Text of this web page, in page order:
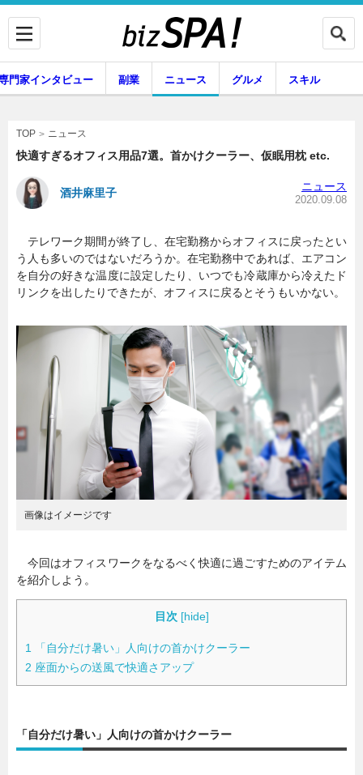
企業インタビュー 専門家インタビュー
副業 ニュース
グルメ スキル
暮らし エンタメ
連載一覧
門家インタビュー 副業 ニュース グルメ スキル
TOP ニュース
快適すぎるオフィス用品7選。首かけクーラー、仮眠用枕 etc.
酒井麻里子 ニュース
2020.09.08
テレワーク期間が終了し、在宅勤務からオフィスに戻ったとい
う人も多いのではないだろうか。在宅勤務中であれば、エアコン
を自分の好きな温度に設定したり、いつでも冷蔵庫から冷えたド
リンクを出したりできたが、オフィスに戻るとそうもいかない。
画像はイメージです
今回はオフィスワークをなるべく快適に過ごすためのアイテム
を紹介しよう。
目次 [hide]
1 「自分だけ暑い」人向けの首かけクーラー
2 座面からの送風で快適さアップ
「自分だけ暑い」人向けの首かけクーラー